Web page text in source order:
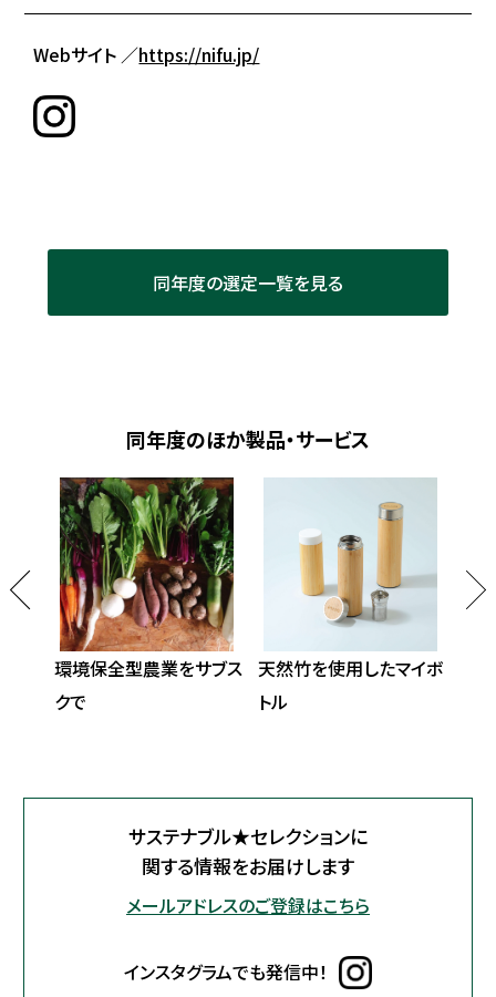
Webサイト ／https://nifu.jp/
同年度の選定一覧を見る
同年度のほか製品・サービス
環境保全型農業をサブス
クで
天然竹を使用したマイボ
トル
サステナブル★セレクションに
関する情報をお届けします
メールアドレスのご登録はこちら
インスタグラムでも発信中！